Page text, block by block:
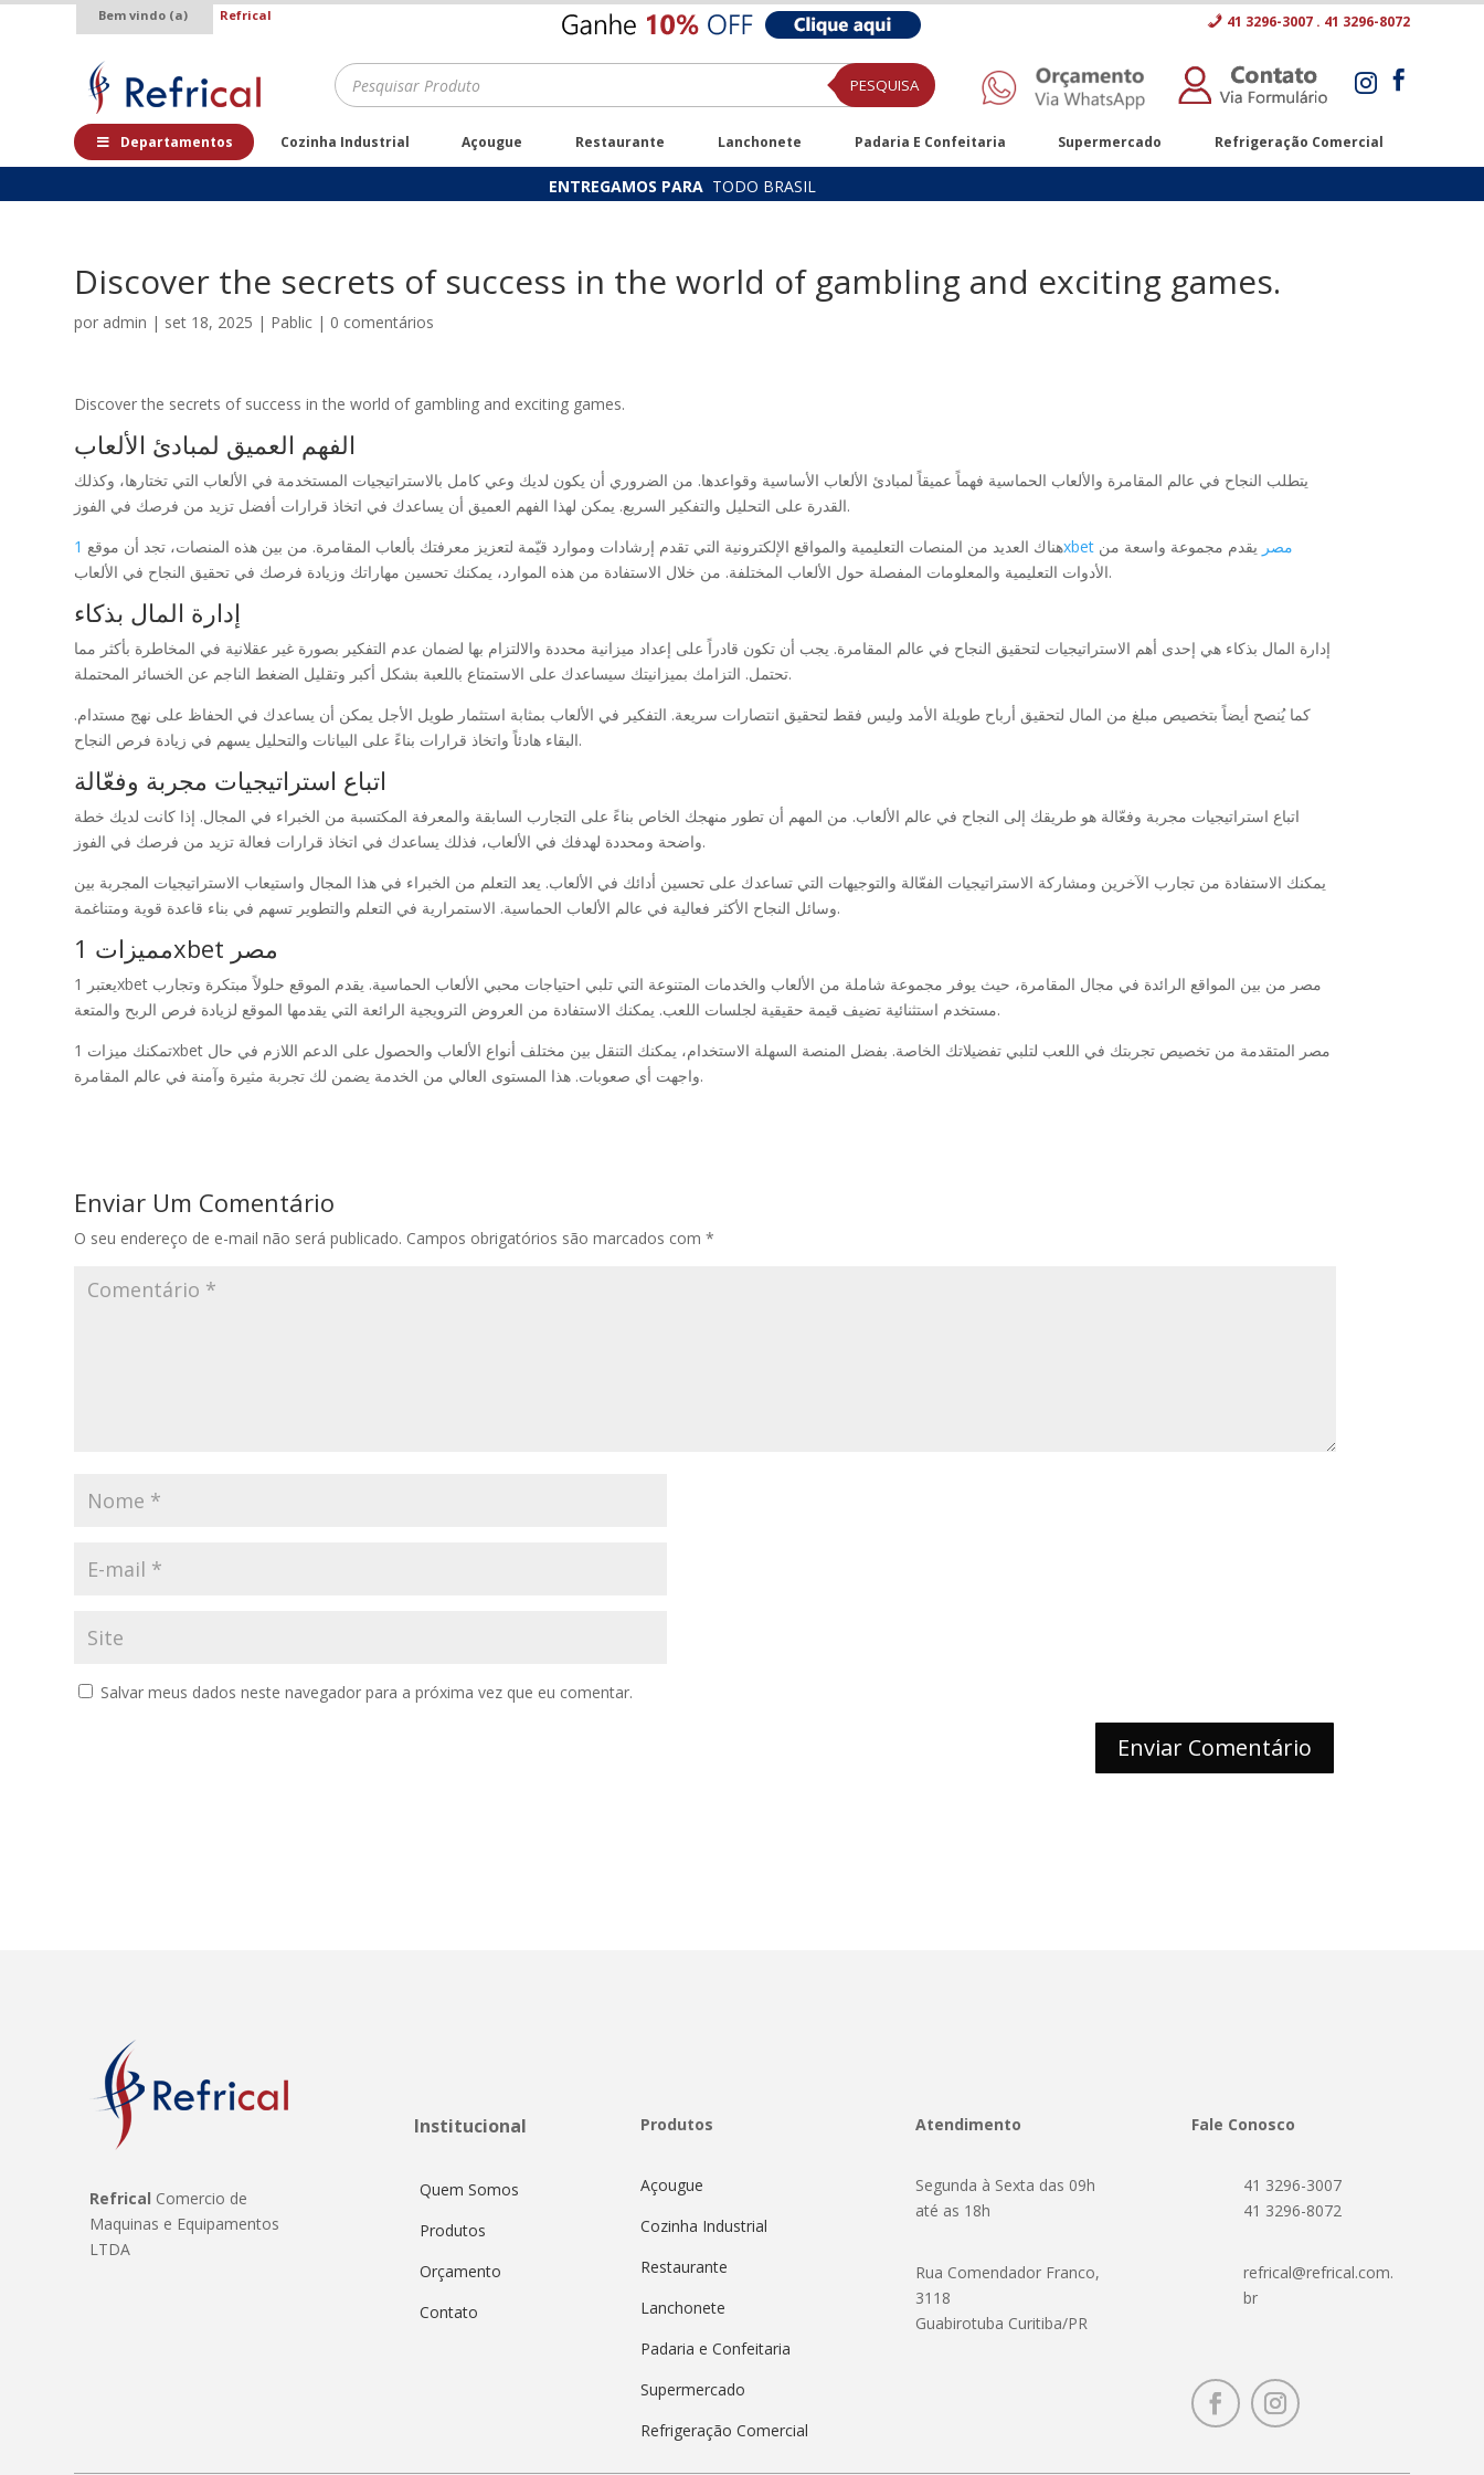
Bem vindo (a) Refrical 41 3296-3007 . 41 3296-8072
.
Pesquisar
produtos PESQUISA  
Departamentos Cozinha Industrial Açougue Restaurante Lanchonete Padaria E Confeitaria Supermercado Refrigeração Comercial
ENTREGAMOS PARA TODO BRASIL
Discover the secrets of success in the world of gambling and exciting games.
por admin | set 18, 2025 | Pablic | 0 comentários
Discover the secrets of success in the world of gambling and exciting games.
الفهم العميق لمبادئ الألعاب
يتطلب النجاح في عالم المقامرة والألعاب الحماسية فهماً عميقاً لمبادئ الألعاب الأساسية وقواعدها. من الضروري أن يكون لديك وعي كامل بالاستراتيجيات المستخدمة في الألعاب التي تختارها، وكذلك
القدرة على التحليل والتفكير السريع. يمكن لهذا الفهم العميق أن يساعدك في اتخاذ قرارات أفضل تزيد من فرصك في الفوز.
هناك العديد من المنصات التعليمية والمواقع الإلكترونية التي تقدم إرشادات وموارد قيّمة لتعزيز معرفتك بألعاب المقامرة. من بين هذه المنصات، تجد أن موقع
1xbet مصر يقدم مجموعة واسعة من
الأدوات التعليمية والمعلومات المفصلة حول الألعاب المختلفة. من خلال الاستفادة من هذه الموارد، يمكنك تحسين مهاراتك وزيادة فرصك في تحقيق النجاح في الألعاب.
إدارة المال بذكاء
إدارة المال بذكاء هي إحدى أهم الاستراتيجيات لتحقيق النجاح في عالم المقامرة. يجب أن تكون قادراً على إعداد ميزانية محددة والالتزام بها لضمان عدم التفكير بصورة غير عقلانية في المخاطرة بأكثر مما
تحتمل. التزامك بميزانيتك سيساعدك على الاستمتاع باللعبة بشكل أكبر وتقليل الضغط الناجم عن الخسائر المحتملة.
كما يُنصح أيضاً بتخصيص مبلغ من المال لتحقيق أرباح طويلة الأمد وليس فقط لتحقيق انتصارات سريعة. التفكير في الألعاب بمثابة استثمار طويل الأجل يمكن أن يساعدك في الحفاظ على نهج مستدام.
البقاء هادئاً واتخاذ قرارات بناءً على البيانات والتحليل يسهم في زيادة فرص النجاح.
اتباع استراتيجيات مجربة وفعّالة
اتباع استراتيجيات مجربة وفعّالة هو طريقك إلى النجاح في عالم الألعاب. من المهم أن تطور منهجك الخاص بناءً على التجارب السابقة والمعرفة المكتسبة من الخبراء في المجال. إذا كانت لديك خطة
واضحة ومحددة لهدفك في الألعاب، فذلك يساعدك في اتخاذ قرارات فعالة تزيد من فرصك في الفوز.
يمكنك الاستفادة من تجارب الآخرين ومشاركة الاستراتيجيات الفعّالة والتوجيهات التي تساعدك على تحسين أدائك في الألعاب. يعد التعلم من الخبراء في هذا المجال واستيعاب الاستراتيجيات المجربة بين
وسائل النجاح الأكثر فعالية في عالم الألعاب الحماسية. الاستمرارية في التعلم والتطوير تسهم في بناء قاعدة قوية ومتناغمة.
مميزات 1xbet مصر
يعتبر 1xbet مصر من بين المواقع الرائدة في مجال المقامرة، حيث يوفر مجموعة شاملة من الألعاب والخدمات المتنوعة التي تلبي احتياجات محبي الألعاب الحماسية. يقدم الموقع حلولاً مبتكرة وتجارب
مستخدم استثنائية تضيف قيمة حقيقية لجلسات اللعب. يمكنك الاستفادة من العروض الترويجية الرائعة التي يقدمها الموقع لزيادة فرص الربح والمتعة.
تمكنك ميزات 1xbet مصر المتقدمة من تخصيص تجربتك في اللعب لتلبي تفضيلاتك الخاصة. بفضل المنصة السهلة الاستخدام، يمكنك التنقل بين مختلف أنواع الألعاب والحصول على الدعم اللازم في حال
واجهت أي صعوبات. هذا المستوى العالي من الخدمة يضمن لك تجربة مثيرة وآمنة في عالم المقامرة.
Enviar Um Comentário
O seu endereço de e-mail não será publicado. Campos obrigatórios são marcados com*
Salvar meus dados neste navegador para a próxima vez que eu comentar.
Refrical Comercio de
Maquinas e Equipamentos
LTDA
Institucional
Quem Somos
Produtos
Orçamento
Contato
Produtos
Açougue
Cozinha Industrial
Restaurante
Lanchonete
Padaria e Confeitaria
Supermercado
Refrigeração Comercial
Atendimento
Segunda à Sexta das 09h
até as 18h
Rua Comendador Franco,
3118
Guabirotuba Curitiba/PR
Fale Conosco
41 3296-3007
41 3296-8072
refrical@refrical.com.
br